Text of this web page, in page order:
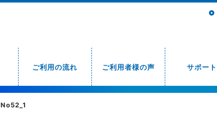
ご利用の流れ ご利用者様の声 サポート
No52_1